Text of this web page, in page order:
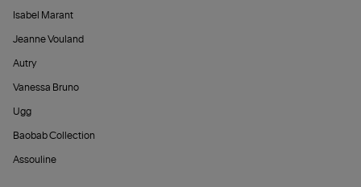
Isabel Marant
Jeanne Vouland
Autry
Vanessa Bruno
Ugg
Baobab Collection
Assouline